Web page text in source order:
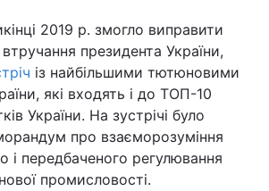
2019 р. змогло виправити
президента України,
із найбільшими тютюновими
які входять і до ТОП-10
України. На зустрічі було
про взаєморозуміння
і передбаченого регулювання
промисловості.